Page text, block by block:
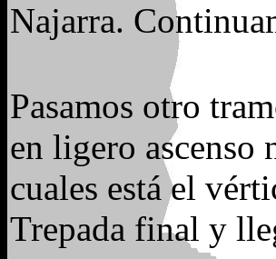
Najarra.
Pasamos otro
en ligero ascenso
cuales está el
Trepada final y